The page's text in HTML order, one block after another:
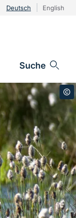
Deutsch English
Suche